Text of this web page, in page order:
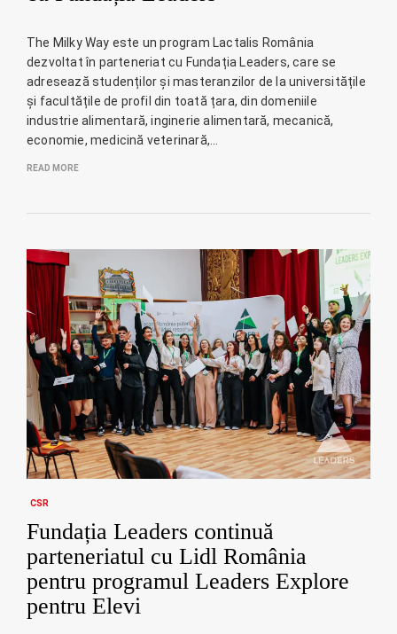
The Milky Way este un program Lactalis România
dezvoltat în parteneriat cu Fundația Leaders, care se
adresează studenților și masteranzilor de la universitățile
și facultățile de profil din toată țara, din domeniile
industrie alimentară, inginerie alimentară, mecanică,
economie, medicină veterinară,…
READ MORE
CSR
Fundația Leaders continuă
parteneriatul cu Lidl România
pentru programul Leaders Explore
pentru Elevi